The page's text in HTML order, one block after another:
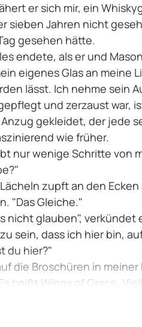
er sich mir, ein
sieben Jahren nicht
gesehen hätte.
endete, als er und
eigenes Glas an meine
lässt. Ich nehme sein
und zerzaust war,
gekleidet, der jede
wie früher.
nur wenige Schritte von
zupft an den
"Das Gleiche."
nicht glauben",
sein, dass ich hier bin,
du hier?"
die Broschüren in
heißt Wings of Grace.